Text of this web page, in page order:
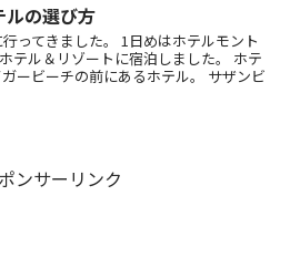
ルの選び方
ってきました。 1日めはホテルモント
テル＆リゾートに宿泊しました。 ホテ
ービーチの前にあるホテル。 サザンビ
ンサーリンク